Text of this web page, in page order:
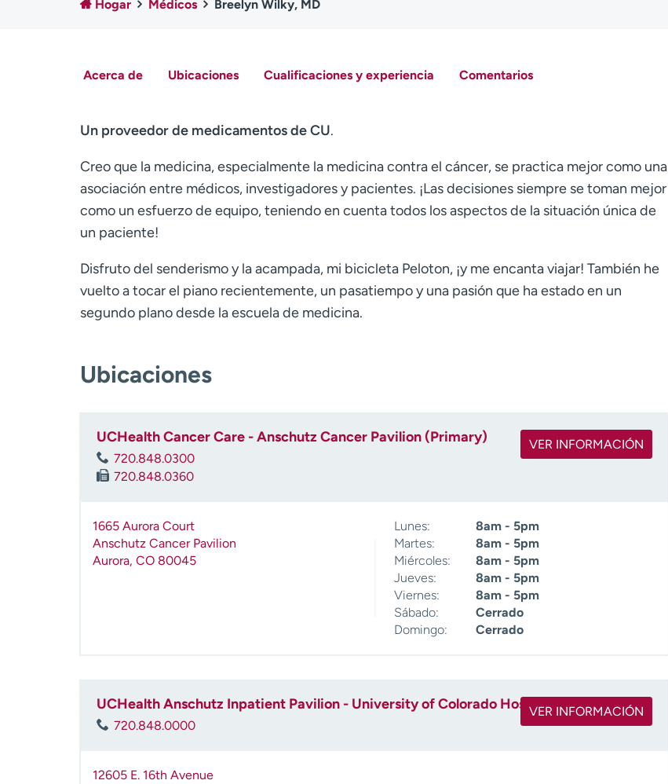
Hogar Médicos Breelyn Wilky, MD
Acerca de Ubicaciones Cualificaciones y experiencia Comentarios
Un proveedor de medicamentos de CU.
Creo que la medicina, especialmente la medicina contra el cáncer, se practica mejor como una
asociación entre médicos, investigadores y pacientes. ¡Las decisiones siempre se toman mejor
como un esfuerzo de equipo, teniendo en cuenta todos los aspectos de la situación única de
un paciente!
Disfruto del senderismo y la acampada, mi bicicleta Peloton, ¡y me encanta viajar! También he
vuelto a tocar el piano recientemente, un pasatiempo y una pasión que ha estado en un
segundo plano desde la escuela de medicina.
Ubicaciones
UCHealth Cancer Care - Anschutz Cancer Pavilion (Primary)
720.848.0300
720.848.0360
VER INFORMACIÓN
1665 Aurora Court
Anschutz Cancer Pavilion
Aurora, CO 80045
Lunes:
8am - 5pm
Martes:
8am - 5pm
Miércoles:
8am - 5pm
Jueves:
8am - 5pm
Viernes:
8am - 5pm
Sábado:
Cerrado
Domingo:
Cerrado
UCHealth Anschutz Inpatient Pavilion - University of Colorado Hospital
720.848.0000
VER INFORMACIÓN
12605 E. 16th Avenue